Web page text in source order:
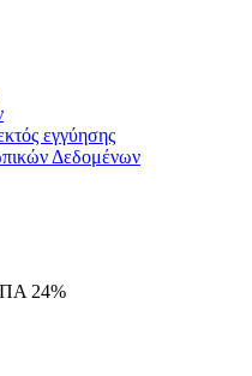
εγγύησης
Δεδομένων
24%